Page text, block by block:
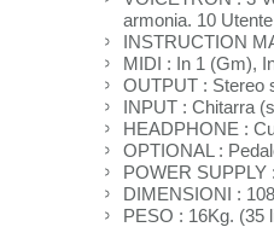
armonia. 10
INSTRUCTION
MIDI : In 1 (Gm),
OUTPUT : Stereo
INPUT : Chitarra
HEADPHONE :
OPTIONAL :
POWER SUPPLY
DIMENSIONI :
PESO : 16Kg. (35